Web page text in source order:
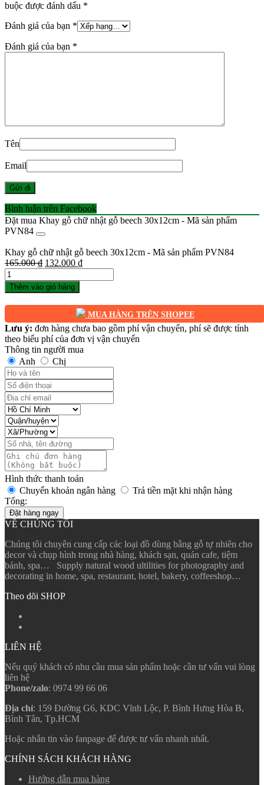
buộc được đánh dấu *
Đánh giá của bạn *
Đánh giá của bạn *
Tên
Email
Bình luận trên Facebook
Đặt mua Khay gỗ chữ nhật gỗ beech 30x12cm - Mã sản phẩm
PVN84
Khay gỗ chữ nhật gỗ beech 30x12cm - Mã sản phẩm PVN84
165.000₫ Giá
là:
165.000 ₫.
132.000 ₫Giá
tại
132.000 ₫.
Số
lượng
Thêm vào giỏ hàng
MUA HÀNG TRÊN SHOPEE
Lưu ý: đơn hàng chưa bao gồm phí vận chuyển, phí sẽ được tính
theo biểu phí của đơn vị vận chuyển
Thông tin người mua
Anh
Chị
Hình thức thanh toán
Chuyển khoản ngân hàng
Trả tiền mặt khi nhận hàng
Tổng:
Đặt hàng ngay
VỀ CHÚNG TÔI
Chúng tôi chuyên cung cấp các loại đồ dùng bằng gỗ tự nhiên cho
decor và chụp hình trong nhà hàng, khách sạn, quán cafe, tiệm
bánh, spa… Supply natural wood ultilities for photography and
decorating in home, spa, restaurant, hotel, bakery, coffeeshop…
Theo dõi SHOP
LIÊN HỆ
Nếu quý khách có nhu cầu mua sản phẩm hoặc cần tư vấn vui lòng
liên hệ
Phone/zalo: 0974 99 66 06
Địa chỉ: 159 Đường G6, KDC Vĩnh Lộc, P. Bình Hưng Hòa B,
Bình Tân, Tp.HCM
Hoặc nhắn tin vào fanpage để được tư vấn nhanh nhất.
CHÍNH SÁCH KHÁCH HÀNG
Hướng dẫn mua hàng